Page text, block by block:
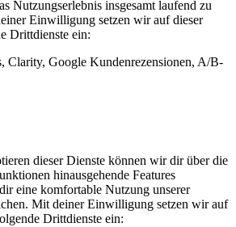
Nutzungserlebnis insgesamt laufend zu
Einwilligung setzen wir auf dieser
Drittdienste ein:
Clarity, Google Kundenrezensionen, A/B-
dieser Dienste können wir dir über die
hinausgehende Features
eine komfortable Nutzung unserer
Mit deiner Einwilligung setzen wir auf
Drittdienste ein: